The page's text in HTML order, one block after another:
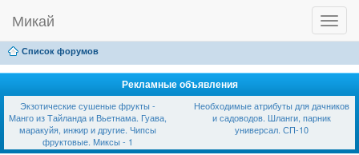
T
o
g
l
n
a
v
g
Микай
Ссылки Вход
Список форумов
Рекламные объявления
Экзотические сушеные фрукты -
Манго из Тайланда и Вьетнама. Гуава,
маракуйя, инжир и другие. Чипсы
фруктовые. Миксы - 1
Необходимые атрибуты для дачников
и садоводов. Шланги, парник
универсал. СП-10